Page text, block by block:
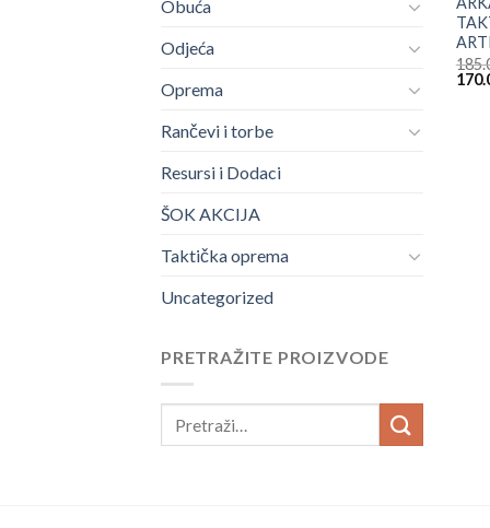
Obuća
Odjeća
Oprema
Rančevi i torbe
Resursi i Dodaci
ŠOK AKCIJA
Taktička oprema
Uncategorized
PRETRAŽITE PROIZVODE